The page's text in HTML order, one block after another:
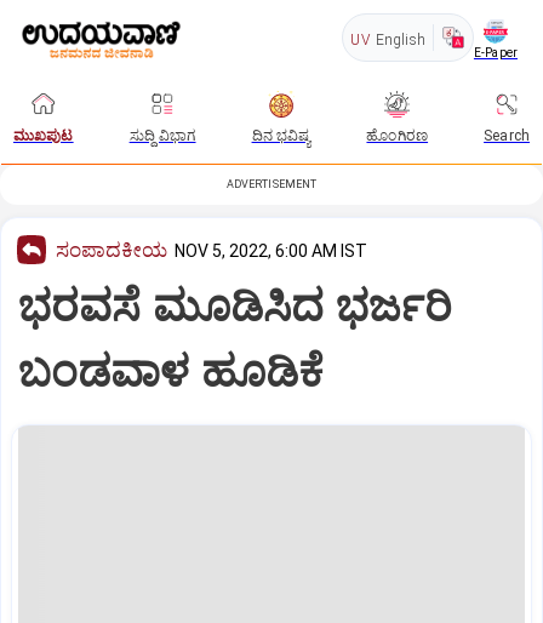
UV English
E-Paper
ಮುಖಪುಟ ಸುದ್ದಿ ವಿಭಾಗ ದಿನ ಭವಿಷ್ಯ ಹೊಂಗಿರಣ Search
ADVERTISEMENT
ಸಂಪಾದಕೀಯ NOV 5, 2022, 6:00 AM IST
ಭರವಸೆ ಮೂಡಿಸಿದ ಭರ್ಜರಿ
ಬಂಡವಾಳ ಹೂಡಿಕೆ